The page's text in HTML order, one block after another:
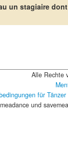
un stagiaire
Alle Rechte
für Tänzer
und